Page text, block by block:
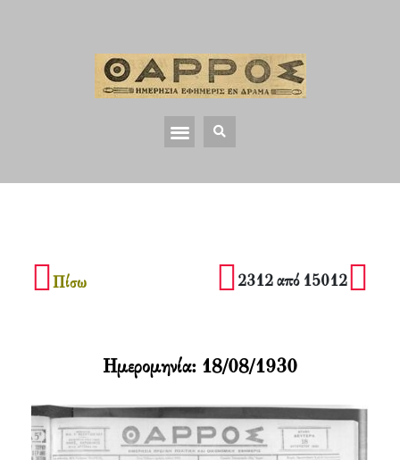
Πίσω 2312 από 15012
Ημερομηνία: 18/08/1930